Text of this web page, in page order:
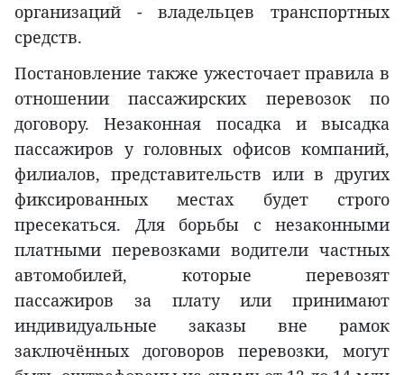
организаций - владельцев транспортных
средств.
Постановление также ужесточает правила в
отношении пассажирских перевозок по
договору. Незаконная посадка и высадка
пассажиров у головных офисов компаний,
филиалов, представительств или в других
фиксированных местах будет строго
пресекаться. Для борьбы с незаконными
платными перевозками водители частных
автомобилей, которые перевозят
пассажиров за плату или принимают
индивидуальные заказы вне рамок
заключённых договоров перевозки, могут